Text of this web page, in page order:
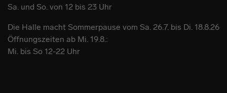
Sa. und So. von 12 bis 23 Uhr
Die Halle macht Sommerpause vom Sa. 26.7. bis Di. 18.8.26
Öffnungszeiten ab Mi. 19.8.:
Mi. bis So 12-22 Uhr